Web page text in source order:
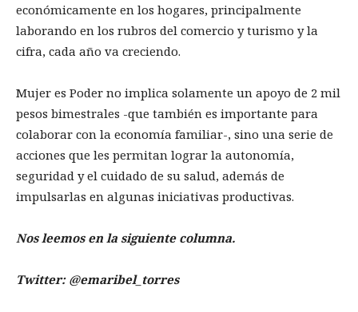
económicamente en los hogares, principalmente
laborando en los rubros del comercio y turismo y la
cifra, cada año va creciendo.
Mujer es Poder no implica solamente un apoyo de 2 mil
pesos bimestrales -que también es importante para
colaborar con la economía familiar-, sino una serie de
acciones que les permitan lograr la autonomía,
seguridad y el cuidado de su salud, además de
impulsarlas en algunas iniciativas productivas.
Nos leemos en la siguiente columna.
Twitter: @emaribel_torres